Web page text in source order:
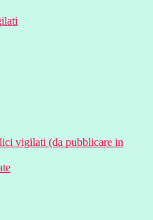
vigilati (da pubblicare in